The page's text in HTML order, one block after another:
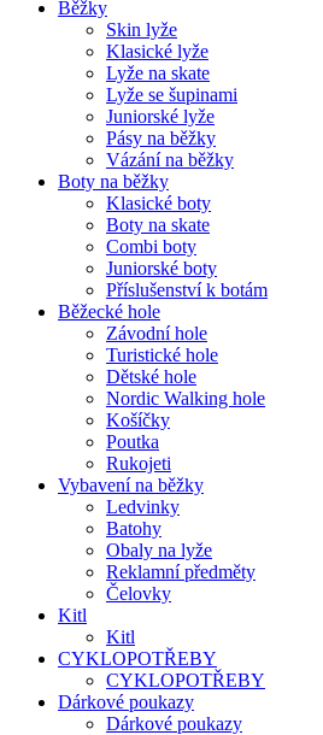
Běžky
Skin lyže
Klasické lyže
Lyže na skate
Lyže se šupinami
Juniorské lyže
Pásy na běžky
Vázání na běžky
Boty na běžky
Klasické boty
Boty na skate
Combi boty
Juniorské boty
Příslušenství k botám
Běžecké hole
Závodní hole
Turistické hole
Dětské hole
Nordic Walking hole
Košíčky
Poutka
Rukojeti
Vybavení na běžky
Ledvinky
Batohy
Obaly na lyže
Reklamní předměty
Čelovky
Kitl
Kitl
CYKLOPOTŘEBY
CYKLOPOTŘEBY
Dárkové poukazy
Dárkové poukazy